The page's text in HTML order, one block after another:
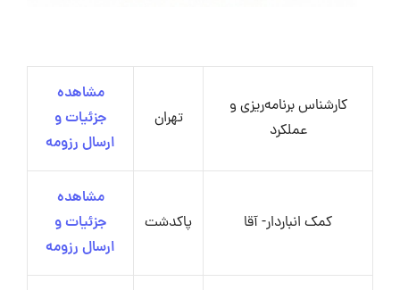
کارشناس برنامه‌ریزی و
عملکرد
تهران
مشاهده
جزئیات و
ارسال رزومه
کمک انباردار- آقا پاکدشت
مشاهده
جزئیات و
ارسال رزومه